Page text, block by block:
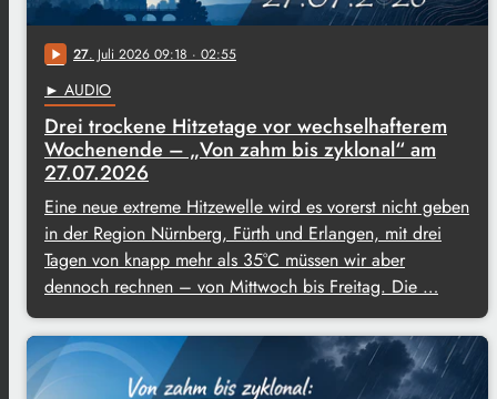
play_arrow 27. Juli 2026 09:18 · 02:55
► AUDIO
Drei trockene Hitzetage vor wechselhafterem
Wochenende – „Von zahm bis zyklonal“ am
27.07.2026
Eine neue extreme Hitzewelle wird es vorerst nicht geben
in der Region Nürnberg, Fürth und Erlangen, mit drei
Tagen von knapp mehr als 35°C müssen wir aber
dennoch rechnen – von Mittwoch bis Freitag. Die …